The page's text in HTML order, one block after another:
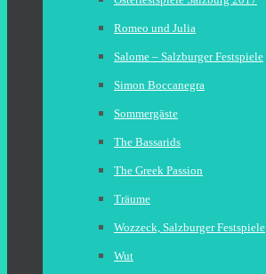
Romeo und Julia
Salome – Salzburger Festspiele
Simon Boccanegra
Sommergäste
The Bassarids
The Greek Passion
Träume
Wozzeck, Salzburger Festspiele
Wut